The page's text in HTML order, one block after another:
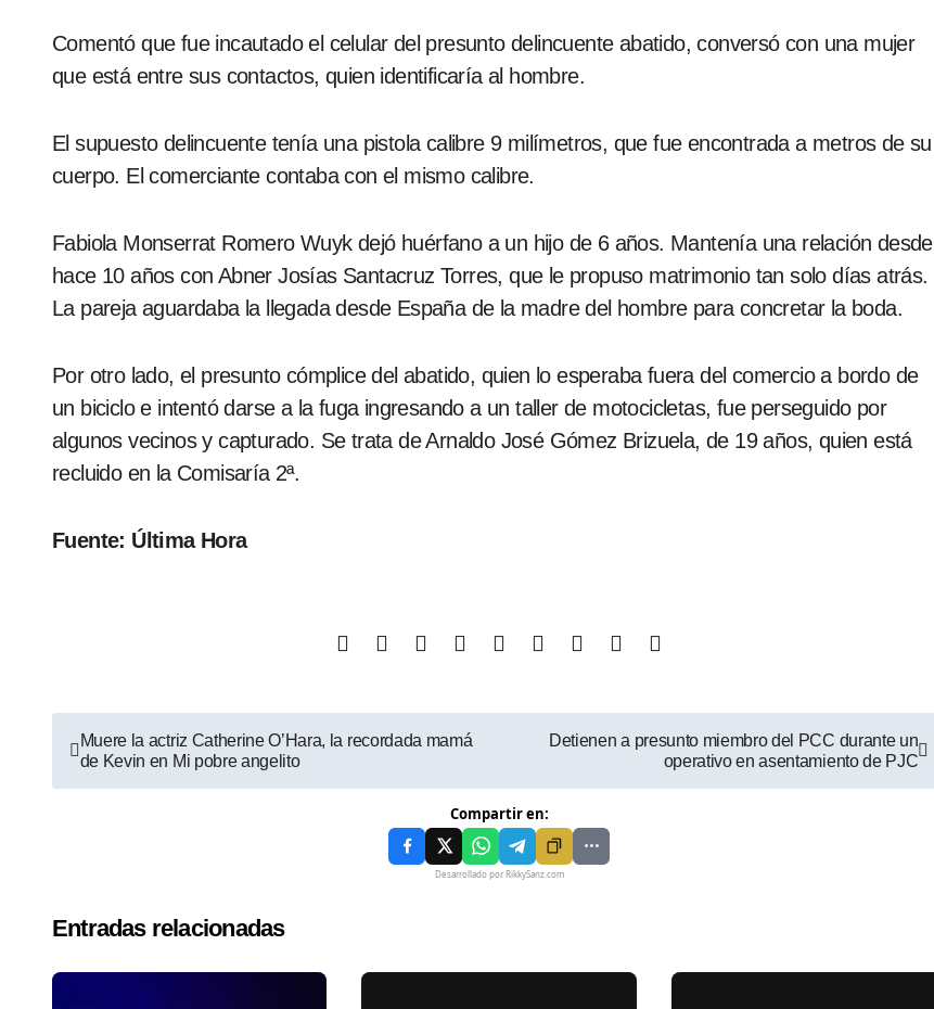
Comentó que fue incautado el celular del presunto delincuente abatido, conversó con una mujer
que está entre sus contactos, quien identificaría al hombre.
El supuesto delincuente tenía una pistola calibre 9 milímetros, que fue encontrada a metros de su
cuerpo. El comerciante contaba con el mismo calibre.
Fabiola Monserrat Romero Wuyk dejó huérfano a un hijo de 6 años. Mantenía una relación desde
hace 10 años con Abner Josías Santacruz Torres, que le propuso matrimonio tan solo días atrás.
La pareja aguardaba la llegada desde España de la madre del hombre para concretar la boda.
Por otro lado, el presunto cómplice del abatido, quien lo esperaba fuera del comercio a bordo de
un biciclo e intentó darse a la fuga ingresando a un taller de motocicletas, fue perseguido por
algunos vecinos y capturado. Se trata de Arnaldo José Gómez Brizuela, de 19 años, quien está
recluido en la Comisaría 2ª.
Fuente: Última Hora
Muere la actriz Catherine O’Hara, la recordada mamá
de Kevin en Mi pobre angelito
Detienen a presunto miembro del PCC durante un
operativo en asentamiento de PJC
Compartir en:
Desarrollado por RikkySanz.com
Entradas relacionadas